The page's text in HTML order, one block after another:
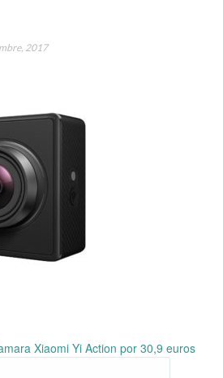
2017
Xiaomi Yi Action por 30,9 euros